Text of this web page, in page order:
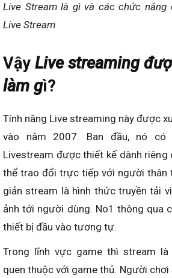
Live Stream là gì và các chức
Live Stream
Vậy Live streaming
làm gì?
Tính năng Live streaming này được
vào năm 2007. Ban đầu, nó có
Livestream được thiết kế dành riêng
thể trao đổi trực tiếp với người thân
giản stream là hình thức truyền tải
ảnh tới người dùng. No1 thông qua
thiết bị đầu vào tương tự.
Trong lĩnh vực game thì stream
quen thuộc với game thủ. Người